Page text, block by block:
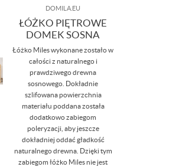
DOMILA.EU
ŁÓŻKO PIĘTROWE
DOMEK SOSNA
Łóżko Miles wykonane zostało w
całości z naturalnego i
prawdziwego drewna
sosnowego. Dokładnie
szlifowana powierzchnia
materiału poddana została
dodatkowo zabiegom
poleryzacji, aby jeszcze
dokładniej oddać gładkość
naturalnego drewna. Dzięki tym
zabiegom łóżko Miles nie jest